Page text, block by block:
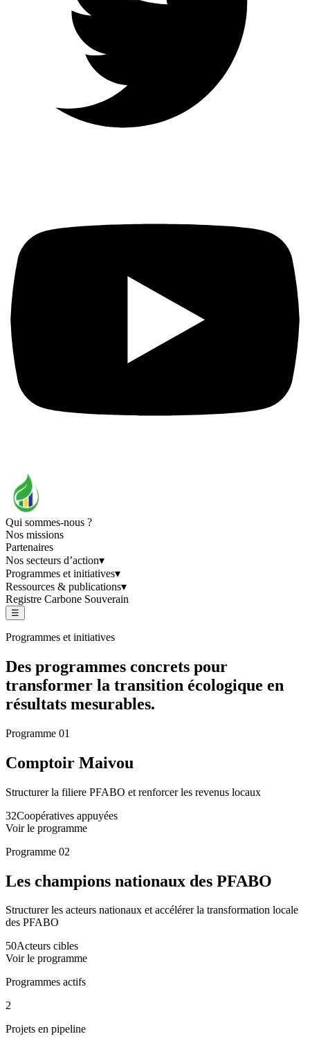
Qui sommes-nous ?
Nos missions
Partenaires
Nos secteurs d’action▾
Programmes et initiatives▾
Ressources & publications▾
Registre Carbone Souverain
☰
Programmes et initiatives
Des programmes concrets pour
transformer la transition écologique en
résultats mesurables.
Programme 01
Comptoir Maivou
Structurer la filiere PFABO et renforcer les revenus locaux
32Coopératives appuyées
Voir le programme
Programme 02
Les champions nationaux des PFABO
Structurer les acteurs nationaux et accélérer la transformation locale
des PFABO
50Acteurs cibles
Voir le programme
Programmes actifs
2
Projets en pipeline